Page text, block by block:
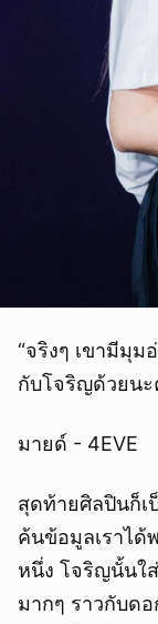
“จริงๆ เขามีมุม
กับโจริญด้วยนะ
มายด์ - 4EVE
สุดท้ายศิลปินก็เ
ค้นข้อมูลเราไ
หนึ่ง โจริญนั้นใ
มากๆ ราวกับด